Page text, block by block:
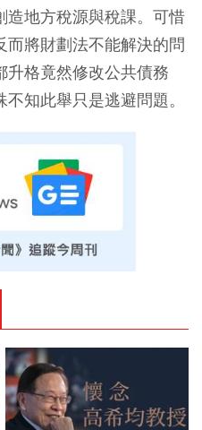
造地方稅源與稅課。可惜
將財劃法不能解決的問
升格竟然修改公共債務
知此舉只是逃避問題。